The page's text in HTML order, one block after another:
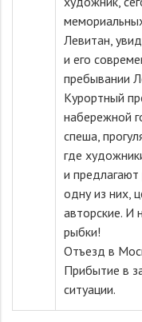
Левитан,
и его
пребывании
Курортный
набережной
спеша,
где
и
одну из них,
авторские. И
рыбки!
Отъезд в
Прибытие в
ситуации.